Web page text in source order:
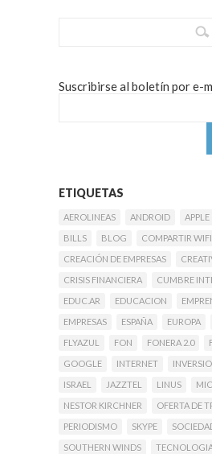
Suscribirse al boletín por e-
ETIQUETAS
AEROLINEAS ANDROID APPLE
BILLS
BLOG
COMPARTIR WIFI
CREACIÓN DE EMPRESAS
CRISIS FINANCIERA
CUMBRE
EDUC.AR
EDUCACION
EMPRESAS
ESPAÑA EUROPA
FLYAZUL
FON FONERA 2.0
GOOGLE
INTERNET
ISRAEL
JAZZTEL LINUS
NESTOR KIRCHNER
OFERTA DE
PERIODISMO
SKYPE
SOUTHERN WINDS